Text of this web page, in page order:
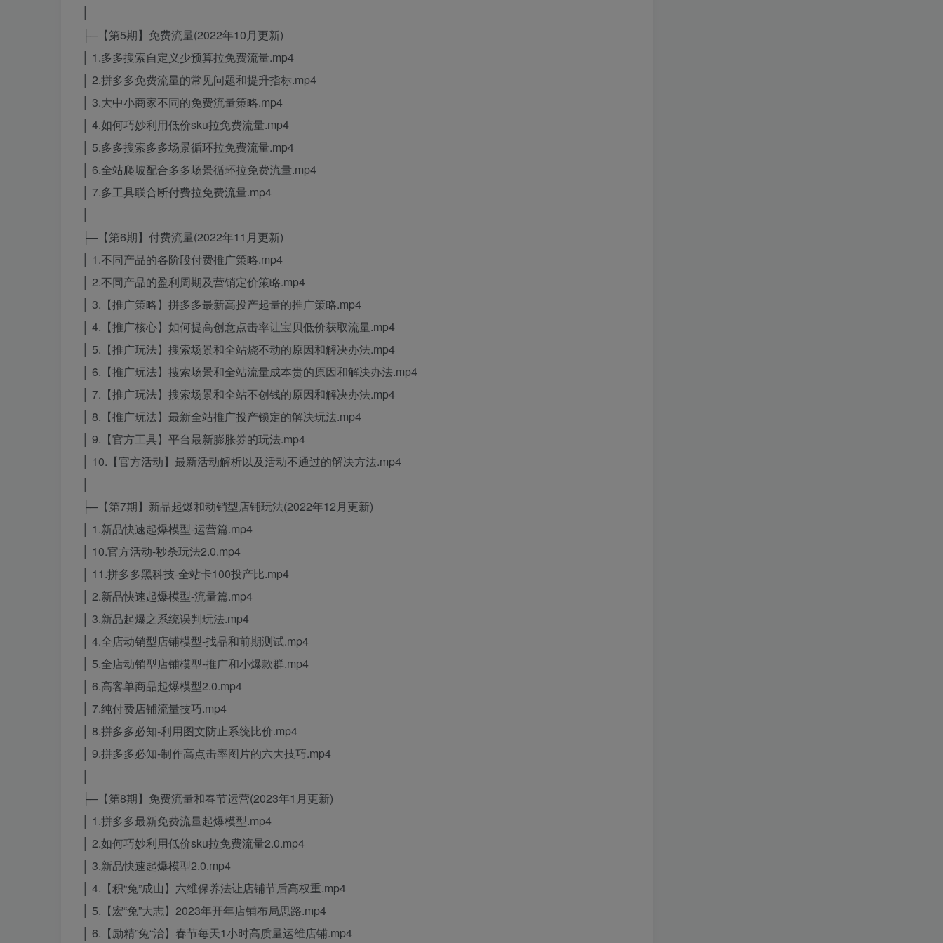
├─【第5期】免费流量(2022年10月更新)
│ 1.多多搜索自定义少预算拉免费流量.mp4
│ 2.拼多多免费流量的常见问题和提升指标.mp4
│ 3.大中小商家不同的免费流量策略.mp4
│ 4.如何巧妙利用低价sku拉免费流量.mp4
│ 5.多多搜索多多场景循环拉免费流量.mp4
│ 6.全站爬坡配合多多场景循环拉免费流量.mp4
│ 7.多工具联合断付费拉免费流量.mp4
├─【第6期】付费流量(2022年11月更新)
│ 1.不同产品的各阶段付费推广策略.mp4
│ 2.不同产品的盈利周期及营销定价策略.mp4
│ 3.【推广策略】拼多多最新高投产起量的推广策略.mp4
│ 4.【推广核心】如何提高创意点击率让宝贝低价获取流量.mp4
│ 5.【推广玩法】搜索场景和全站烧不动的原因和解决办法.mp4
│ 6.【推广玩法】搜索场景和全站流量成本贵的原因和解决办法.mp4
│ 7.【推广玩法】搜索场景和全站不创钱的原因和解决办法.mp4
│ 8.【推广玩法】最新全站推广投产锁定的解决玩法.mp4
│ 9.【官方工具】平台最新膨胀券的玩法.mp4
│ 10.【官方活动】最新活动解析以及活动不通过的解决方法.mp4
├─【第7期】新品起爆和动销型店铺玩法(2022年12月更新)
│ 1.新品快速起爆模型-运营篇.mp4
│ 10.官方活动-秒杀玩法2.0.mp4
│ 11.拼多多黑科技-全站卡100投产比.mp4
│ 2.新品快速起爆模型-流量篇.mp4
│ 3.新品起爆之系统误判玩法.mp4
│ 4.全店动销型店铺模型-找品和前期测试.mp4
│ 5.全店动销型店铺模型-推广和小爆款群.mp4
│ 6.高客单商品起爆模型2.0.mp4
│ 7.纯付费店铺流量技巧.mp4
│ 8.拼多多必知-利用图文防止系统比价.mp4
│ 9.拼多多必知-制作高点击率图片的六大技巧.mp4
├─【第8期】免费流量和春节运营(2023年1月更新)
│ 1.拼多多最新免费流量起爆模型.mp4
│ 2.如何巧妙利用低价sku拉免费流量2.0.mp4
│ 3.新品快速起爆模型2.0.mp4
│ 4.【积“兔”成山】六维保养法让店铺节后高权重.mp4
│ 5.【宏“兔”大志】2023年开年店铺布局思路.mp4
│ 6.【励精”兔“治】春节每天1小时高质量运维店铺.mp4